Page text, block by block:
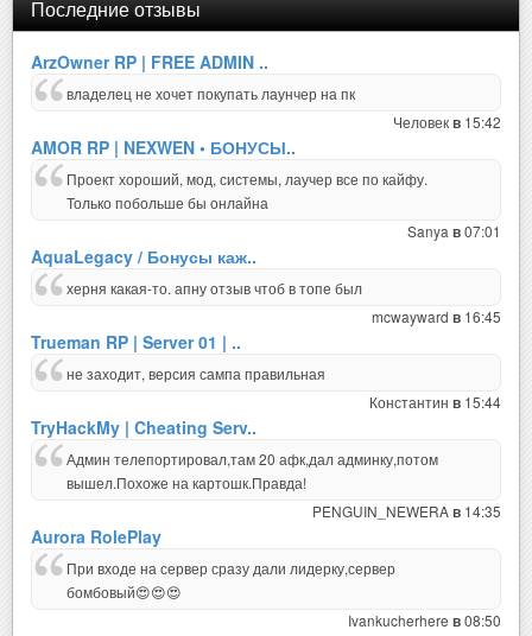
Последние отзывы
ArzOwner RP | FREE ADMIN ..
владелец не хочет покупать лаунчер на пк
Человекв 15:42
AMOR RP | NEXWEN • БОНУСЫ..
Проект хороший, мод, системы, лаучер все по кайфу.
Только побольше бы онлайна
Sanya в07:01
AquaLegacy / Бонусы каж..
херня какая-то. апну отзыв чтоб в топе был
mcwayward в 16:45
Trueman RP | Server 01 | ..
не заходит, версия сампа правильная
Константин в 15:44
TryHackMy | Cheating Serv..
Админ телепортировал,там 20 афк,дал админку,потом
вышел.Похоже на картошк.Правда!
PENGUIN_NEWERAв 14:35
Aurora RolePlay
При входе на сервер сразу дали лидерку,сервер
бомбовый😍😍😍
Ivankucherhere в08:50